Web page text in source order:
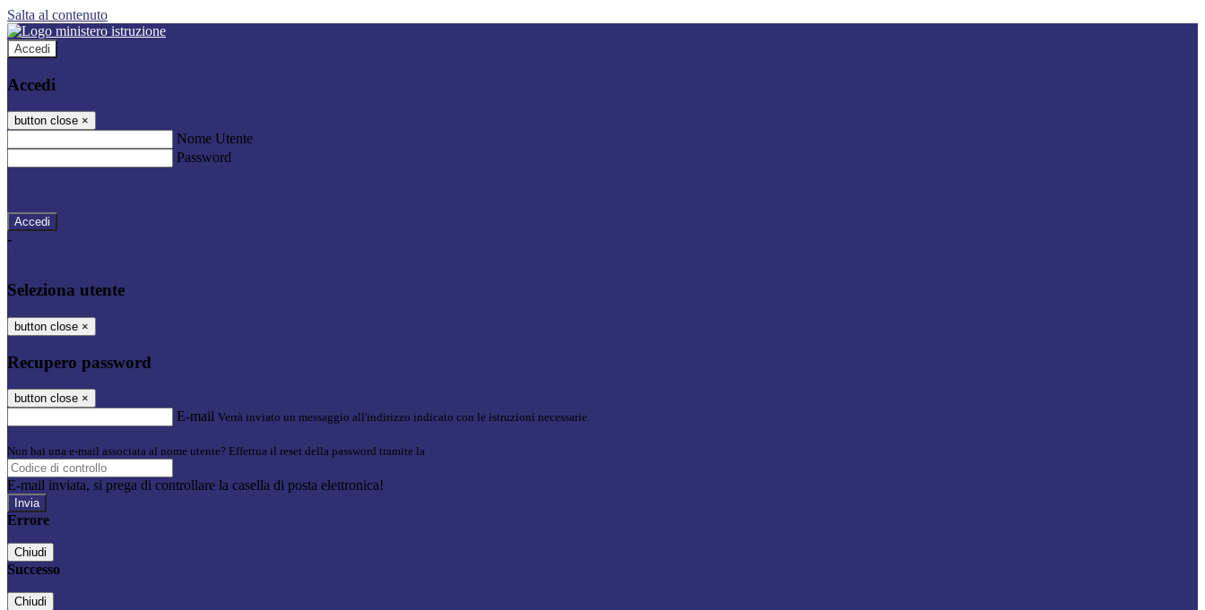
Salta al contenuto
Accedi
Accedi
button close ×
Nome Utente
Password
-
Seleziona utente
button close ×
Recupero password
button close ×
E-mail Verrà inviato un messaggio all'indirizzo indicato con le istruzioni necessarie.
Non hai una e-mail associata al nome utente? Effettua il reset della password tramite la
E-mail inviata, si prega di controllare la casella di posta elettronica!
Errore
Chiudi
Successo
Chiudi